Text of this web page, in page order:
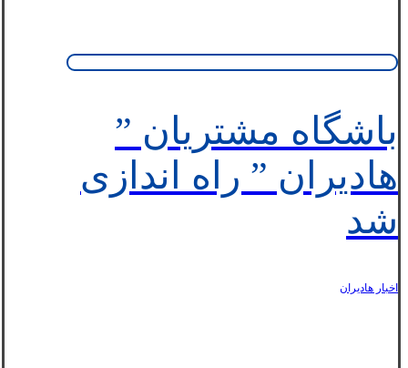
باشگاه مشتریان ”
هادیران ” راه اندازی
شد
اخبار هاديران